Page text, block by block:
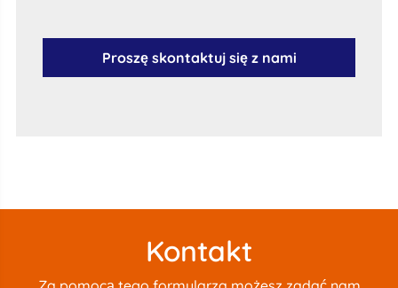
Proszę skontaktuj się z nami
Kontakt